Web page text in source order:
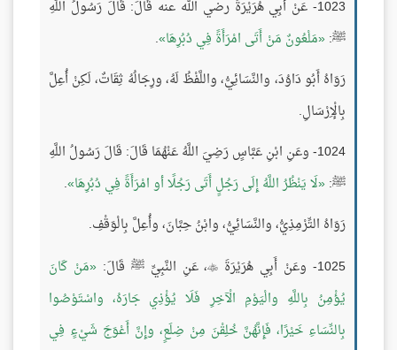
1023- عَنْ أَبِي هُرَيْرَةَ رضي الله عنه قَالَ: قَالَ رَسُولُ اللَّهِ
ﷺ: مَلْعُونٌ مَنْ أَتَى امْرَأَةً فِي دُبُرِهَا .
رَوَاهُ أَبُو دَاوُدَ، والنَّسَائِيُّ، واللَّفْظُ لَهُ، ورِجَالُهُ ثِقَاتٌ، لَكِنْ أُعِلَّ
بِالْإِرْسَالِ.
1024- وعَنِ ابْنِ عَبَّاسٍ رَضِيَ اللَّهُ عَنْهُمَا قَالَ: قَالَ رَسُولُ اللَّهِ
ﷺ: لَا يَنْظُرُ اللَّهُ إِلَى رَجُلٍ أَتَى رَجُلًا أو امْرَأَةً فِي دُبُرِهَا .
رَوَاهُ التِّرْمِذِيُّ، والنَّسَائِيُّ، وابْنُ حِبَّانَ، وأُعِلَّ بِالْوَقْفِ.
1025- وعَنْ أَبِي هُرَيْرَةَ
، عَنِ النَّبِيِّ ﷺ قَالَ: مَنْ كَانَ
يُؤْمِنُ بِاللَّهِ والْيَوْمِ الْآخِرِ فَلَا يُؤْذِي جَارَهُ، واسْتَوْصُوا
بِالنِّسَاءِ خَيْرًا، فَإِنَّهُنَّ خُلِقْنَ مِنْ ضِلَعٍ، وإِنَّ أَعْوَجَ شَيْءٍ فِي